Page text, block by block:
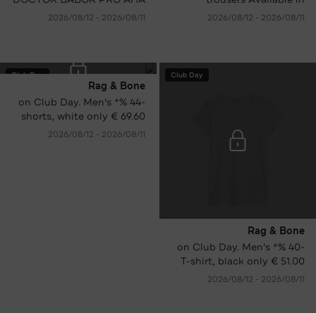
various colours only €
11‏/08‏/2026 - 12‏/08‏/2026
Acid Cleansing Lotion only
11‏/08‏/2026 - 12‏/08‏/2026
Club Day
Rag & Bone
-40 %* on Club Day. Men's
T-shirt, black only € 51.00
instead of € 85.00 RRP.
11‏/08‏/2026 - 12‏/08‏/2026
Club Day
Rag & Bone
-44 %* on Club Day. Men's
shorts, white only € 69.60
instead of € 155.00 RRP.
11‏/08‏/2026 - 12‏/08‏/2026